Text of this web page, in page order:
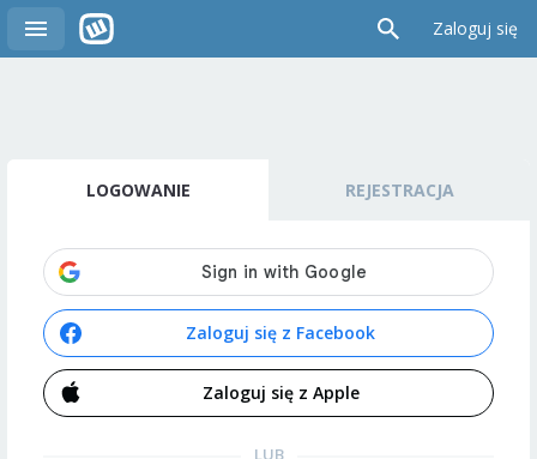
Zaloguj się
LOGOWANIE REJESTRACJA
Zaloguj się z Facebook
Zaloguj się z Apple
LUB